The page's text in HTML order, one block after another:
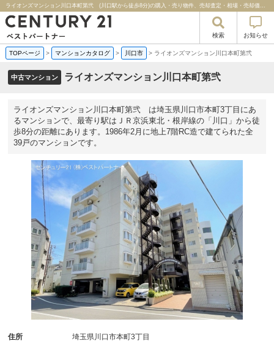
ライオンズマンション川口本町第弐 (川口駅から徒歩8分)の購入・売り物件、売却査定・相場・売却価格マンション情報｜センチュリー２１ベストパートナー
検索 お知らせ
TOPページ > マンションカタログ > 川口市 > ライオンズマンション川口本町第弐
中古マンション ライオンズマンション川口本町第弐
ライオンズマンション川口本町第弐 は埼玉県川口市本町3丁目にあ
るマンションで、最寄り駅はＪＲ京浜東北・根岸線の「川口」から徒
歩8分の距離にあります。1986年2月に地上7階RC造で建てられた全
39戸のマンションです。
住所 埼玉県川口市本町3丁目